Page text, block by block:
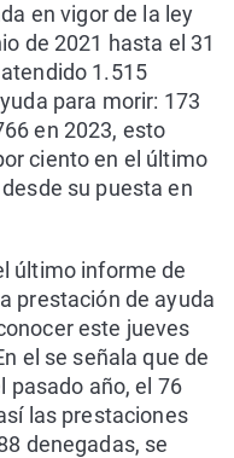
en vigor de la ley
de 2021 hasta el 31
1.515
para morir: 173
en 2023, esto
ciento en el último
su puesta en
último informe de
prestación de ayuda
este jueves
el se señala que de
pasado año, el 76
las prestaciones
denegadas, se